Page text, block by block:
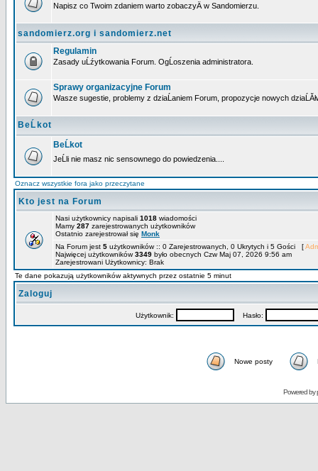
Napisz co Twoim zdaniem warto zobaczyÄ w Sandomierzu.
sandomierz.org i sandomierz.net
Regulamin
Zasady uĹźytkowania Forum. OgĹoszenia administratora.
Sprawy organizacyjne Forum
Wasze sugestie, problemy z dziaĹaniem Forum, propozycje nowych
BeĹkot
BeĹkot
JeĹli nie masz nic sensownego do powiedzenia....
Oznacz wszystkie fora jako przeczytane
Kto jest na Forum
Nasi użytkownicy napisali 1018 wiadomości
Mamy 287 zarejestrowanych użytkowników
Ostatnio zarejestrował się Monk
Na Forum jest 5 użytkowników :: 0 Zarejestrowanych, 0 Ukrytych i 5 Gości [
Najwięcej użytkowników3349 było obecnych Czw Maj 07, 2026 9:56 am
Zarejestrowani Użytkownicy: Brak
Te dane pokazują użytkowników aktywnych przez ostatnie 5 minut
Zaloguj
Użytkownik: Hasło:
Nowe posty
Powered by